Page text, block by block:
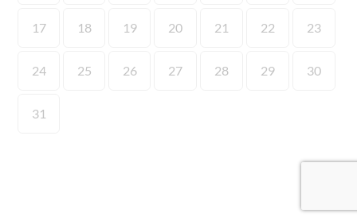
17 18 19 20 21 22 23
24 25 26 27 28 29 30
31